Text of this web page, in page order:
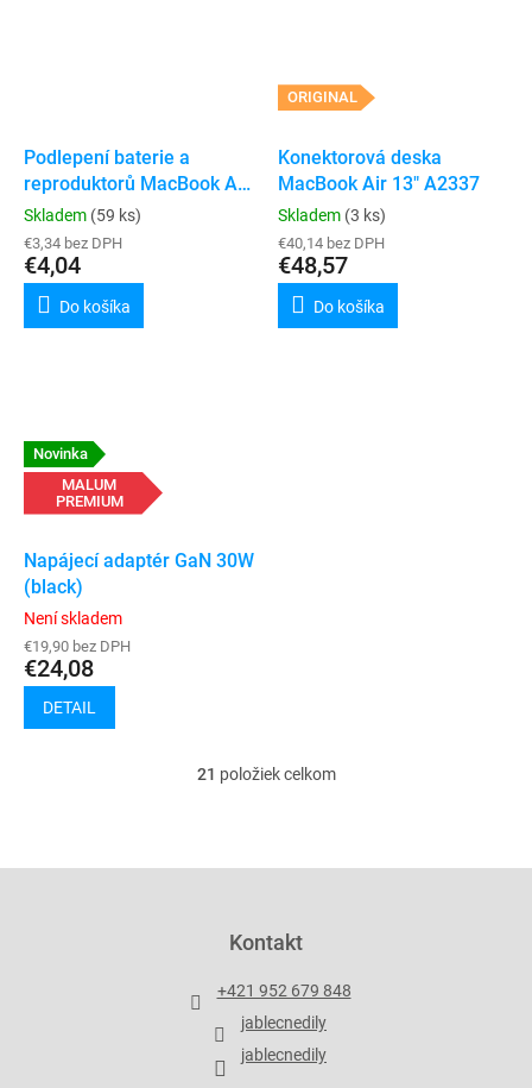
Podlepení baterie a
reproduktorů MacBook Air
A1932 / A2179 / A2337
Skladem (59 ks)
€3,34 bez DPH
€4,04
Do košíka
ORIGINAL
Konektorová deska
MacBook Air 13" A2337
Skladem (3 ks)
€40,14 bez DPH
€48,57
Do košíka
Novinka
MALUM
PREMIUM
Napájecí adaptér GaN 30W
(black)
Není skladem
€19,90 bez DPH
€24,08
DETAIL
O
d
i
p
r
v
k
21 položiek celkom
Kontakt
+421 952 679 848
jablecnedily
jablecnedily